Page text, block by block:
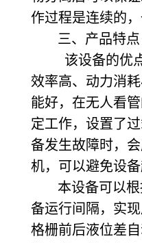
作过程是连续的
三、产品特点
该设备的优
效率高、动力消
能好，在无人看
定工作，设置了
备发生故障时，
机，可以避免设备
本设备可以
备运行间隔，实
格栅前后液位差